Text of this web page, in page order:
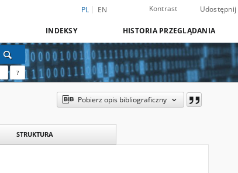
PL EN Kontrast Udostępnij
INDEKSY HISTORIA PRZEGLĄDANIA
?
Pobierz opis bibliograficzny
STRUKTURA